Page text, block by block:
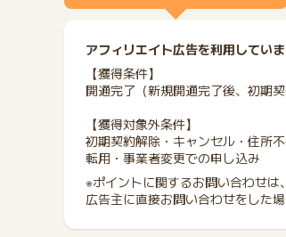
アフィリエイト広告を利用してい
【獲得条件】
開通完了（新規開通完了後、初期
【獲得対象外条件】
初期契約解除・キャンセル・住所
転用・事業者変更での申し込み
※ポイントに関するお問い合わせは、
広告主に直接お問い合わせをした